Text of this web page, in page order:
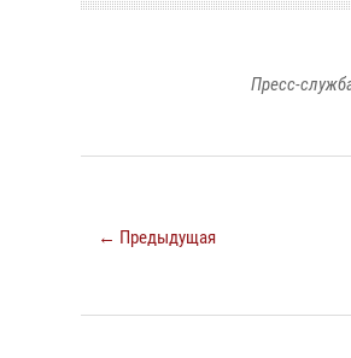
Пресс-
← Предыдущая